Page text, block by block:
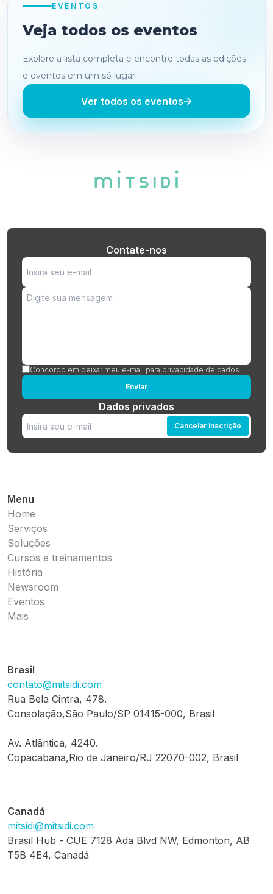
EVENTOS
Veja todos os eventos
Explore a lista completa e encontre todas as edições
e eventos em um só lugar.
Ver todos os eventos
Menu
Home
Serviços
Soluções
Cursos e treinamentos
História
Newsroom
Eventos
Mais
Brasil
contato@mitsidi.com
Rua Bela Cintra, 478.
Consolação,São Paulo/SP 01415-000, Brasil
Av. Atlântica, 4240.
Copacabana,Rio de Janeiro/RJ 22070-002, Brasil
Canadá
mitsidi@mitsidi.com
Brasil Hub - CUE 7128 Ada Blvd NW, Edmonton, AB
T5B 4E4, Canadá
Contate-nos
Concordo em deixar meu e-mail para privacidade de dados
Enviar
Dados privados
Cancelar inscrição